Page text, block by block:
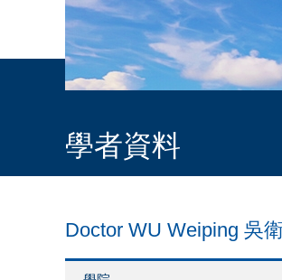
學者資料
Doctor WU Weiping 吳